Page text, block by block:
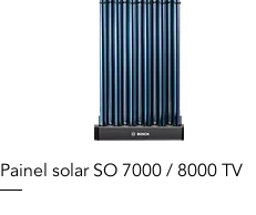
Painel solar SO 7000 / 8000 TV